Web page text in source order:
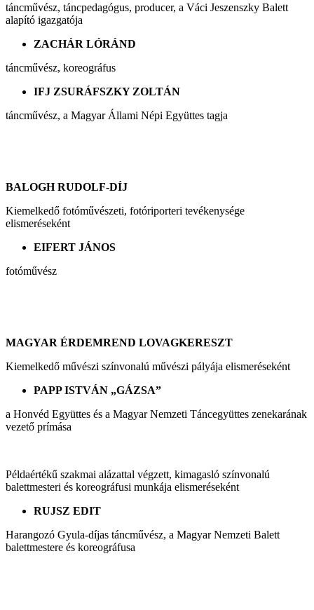
táncművész, táncpedagógus, producer, a Váci Jeszenszky Balett
alapító igazgatója
ZACHÁR LÓRÁND
táncművész, koreográfus
IFJ ZSURÁFSZKY ZOLTÁN
táncművész, a Magyar Állami Népi Együttes tagja
BALOGH RUDOLF-DÍJ
Kiemelkedő fotóművészeti, fotóriporteri tevékenysége
elismeréseként
EIFERT JÁNOS
fotóművész
MAGYAR ÉRDEMREND LOVAGKERESZT
Kiemelkedő művészi színvonalú művészi pályája elismeréseként
PAPP ISTVÁN „GÁZSA”
a Honvéd Együttes és a Magyar Nemzeti Táncegyüttes zenekarának
vezető prímása
Példaértékű szakmai alázattal végzett, kimagasló színvonalú
balettmesteri és koreográfusi munkája elismeréseként
RUJSZ EDIT
Harangozó Gyula-díjas táncművész, a Magyar Nemzeti Balett
balettmestere és koreográfusa